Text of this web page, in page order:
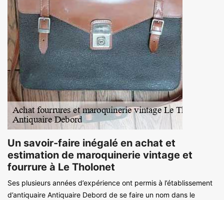
Un savoir-faire inégalé en achat et
estimation de maroquinerie vintage et
fourrure à Le Tholonet
Ses plusieurs années d’expérience ont permis à l’établissement
d’antiquaire Antiquaire Debord de se faire un nom dans le